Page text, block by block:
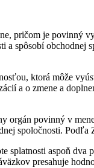
pričom je povinný
spôsobí
ktorá môže
a o zmene a
orgán povinný v
spoločnosti.
splatnosti aspoň
presahuje